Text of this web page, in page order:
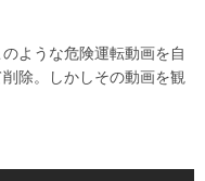
ような危険運転動画を自
除。しかしその動画を観